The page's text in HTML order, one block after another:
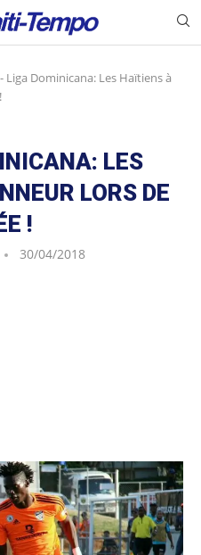
Liga Dominicana: Les Haïtiens à
LES
LORS DE
!
30/04/2018